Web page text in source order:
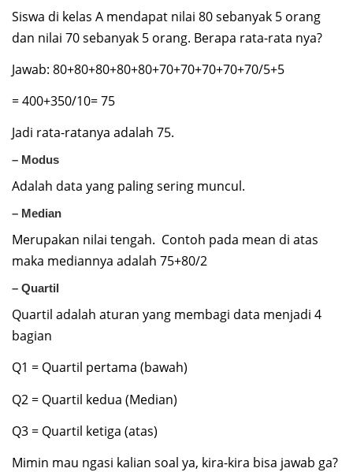
Siswa di kelas A mendapat nilai 80 sebanyak 5 orang
dan nilai 70 sebanyak 5 orang. Berapa rata-rata nya?
Jawab: 80+80+80+80+80+70+70+70+70+70/5+5
= 400+350/10= 75
Jadi rata-ratanya adalah 75.
– Modus
Adalah data yang paling sering muncul.
– Median
Merupakan nilai tengah. Contoh pada mean di atas
maka mediannya adalah 75+80/2
– Quartil
Quartil adalah aturan yang membagi data menjadi 4
bagian
Q1 = Quartil pertama (bawah)
Q2 = Quartil kedua (Median)
Q3 = Quartil ketiga (atas)
Mimin mau ngasi kalian soal ya, kira-kira bisa jawab ga?